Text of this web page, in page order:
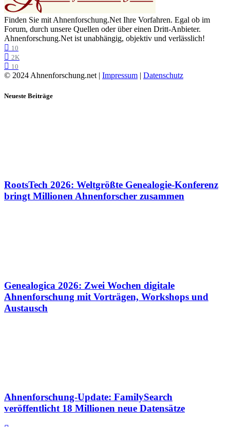
Finden Sie mit Ahnenforschung.Net Ihre Vorfahren. Egal ob im
Forum, durch unsere Quellen oder über einen Dritt-Anbieter.
Ahnenforschung.Net ist unabhängig, objektiv und verlässlich!
10
2K
10
© 2024 Ahnenforschung.net | Impressum | Datenschutz
Neueste Beiträge
RootsTech 2026: Weltgrößte Genealogie-Konferenz
bringt Millionen Ahnenforscher zusammen
Genealogica 2026: Zwei Wochen digitale
Ahnenforschung mit Vorträgen, Workshops und
Austausch
Ahnenforschung-Update: FamilySearch
veröffentlicht 18 Millionen neue Datensätze